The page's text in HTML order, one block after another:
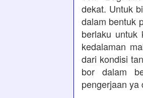
dekat. Untuk
dalam bentuk
berlaku untuk
kedalaman
dari kondisi
bor dalam
pengerjaan ya